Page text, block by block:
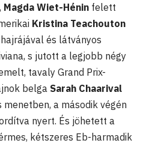
Magda Wiet-Hénin felett
Kristina Teachouton
és látványos
s jutott a legjobb négy
tavaly Grand Prix-
belga Sarah Chaarival
a második végén
nyert. És jöhetett a
kétszeres Eb-harmadik